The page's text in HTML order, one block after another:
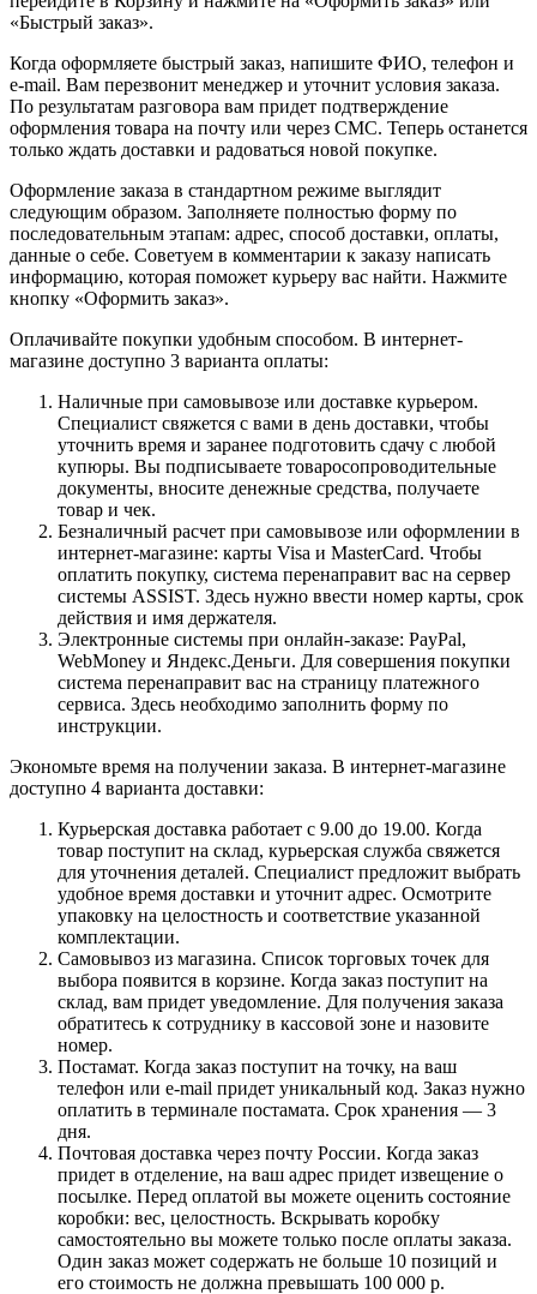
«Быстрый заказ».
Когда оформляете быстрый заказ, напишите ФИО, телефон и
e-mail. Вам перезвонит менеджер и уточнит условия заказа.
По результатам разговора вам придет подтверждение
оформления товара на почту или через СМС. Теперь останется
только ждать доставки и радоваться новой покупке.
Оформление заказа в стандартном режиме выглядит
следующим образом. Заполняете полностью форму по
последовательным этапам: адрес, способ доставки, оплаты,
данные о себе. Советуем в комментарии к заказу написать
информацию, которая поможет курьеру вас найти. Нажмите
кнопку «Оформить заказ».
Оплачивайте покупки удобным способом. В интернет-
магазине доступно 3 варианта оплаты:
Наличные при самовывозе или доставке курьером.
Специалист свяжется с вами в день доставки, чтобы
уточнить время и заранее подготовить сдачу с любой
купюры. Вы подписываете товаросопроводительные
документы, вносите денежные средства, получаете
товар и чек.
Безналичный расчет при самовывозе или оформлении в
интернет-магазине: карты Visa и MasterCard. Чтобы
оплатить покупку, система перенаправит вас на сервер
системы ASSIST. Здесь нужно ввести номер карты, срок
действия и имя держателя.
Электронные системы при онлайн-заказе: PayPal,
WebMoney и Яндекс.Деньги. Для совершения покупки
система перенаправит вас на страницу платежного
сервиса. Здесь необходимо заполнить форму по
инструкции.
Экономьте время на получении заказа. В интернет-магазине
доступно 4 варианта доставки:
Курьерская доставка работает с 9.00 до 19.00. Когда
товар поступит на склад, курьерская служба свяжется
для уточнения деталей. Специалист предложит выбрать
удобное время доставки и уточнит адрес. Осмотрите
упаковку на целостность и соответствие указанной
комплектации.
Самовывоз из магазина. Список торговых точек для
выбора появится в корзине. Когда заказ поступит на
склад, вам придет уведомление. Для получения заказа
обратитесь к сотруднику в кассовой зоне и назовите
номер.
Постамат. Когда заказ поступит на точку, на ваш
телефон или e-mail придет уникальный код. Заказ нужно
оплатить в терминале постамата. Срок хранения — 3
дня.
Почтовая доставка через почту России. Когда заказ
придет в отделение, на ваш адрес придет извещение о
посылке. Перед оплатой вы можете оценить состояние
коробки: вес, целостность. Вскрывать коробку
самостоятельно вы можете только после оплаты заказа.
Один заказ может содержать не больше 10 позиций и
его стоимость не должна превышать 100 000 р.